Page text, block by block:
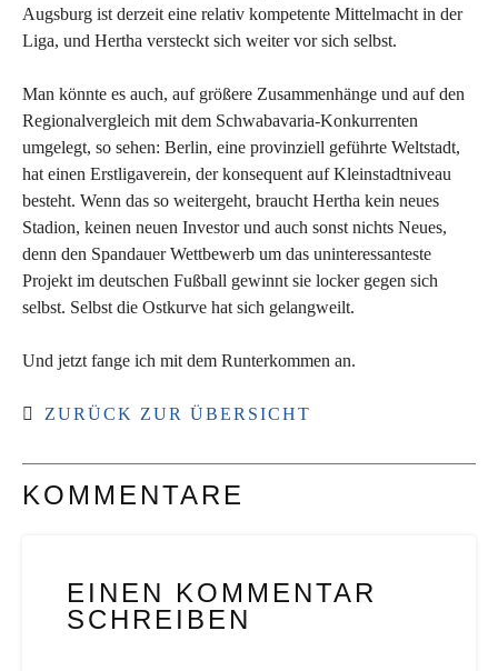
Augsburg ist derzeit eine relativ kompetente Mittelmacht in der
Liga, und Hertha versteckt sich weiter vor sich selbst.
Man könnte es auch, auf größere Zusammenhänge und auf den
Regionalvergleich mit dem Schwabavaria-Konkurrenten
umgelegt, so sehen: Berlin, eine provinziell geführte Weltstadt,
hat einen Erstligaverein, der konsequent auf Kleinstadtniveau
besteht. Wenn das so weitergeht, braucht Hertha kein neues
Stadion, keinen neuen Investor und auch sonst nichts Neues,
denn den Spandauer Wettbewerb um das uninteressanteste
Projekt im deutschen Fußball gewinnt sie locker gegen sich
selbst. Selbst die Ostkurve hat sich gelangweilt.
Und jetzt fange ich mit dem Runterkommen an.
ZURÜCK ZUR ÜBERSICHT
KOMMENTARE
EINEN KOMMENTAR
SCHREIBEN